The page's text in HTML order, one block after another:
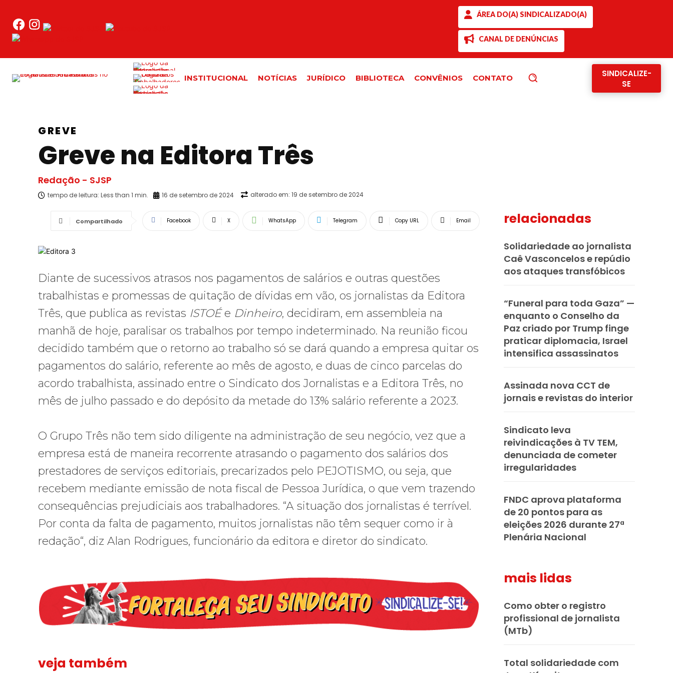
ÁREA DO(A) SINDICALIZADO(A)
CANAL DE DENÚNCIAS
INSTITUCIONAL NOTÍCIAS JURÍDICO BIBLIOTECA CONVÊNIOS CONTATO
SINDICALIZE-
SE
GREVE
Greve na Editora Três
Redação - SJSP
tempo de leitura: Less than 1 min. 16 de setembro de 2024 alterado em: 19 de setembro de 2024
Compartilhado Facebook X WhatsApp Telegram Copy URL Email
Diante de sucessivos atrasos nos pagamentos de salários e outras questões
trabalhistas e promessas de quitação de dívidas em vão, os jornalistas da Editora
Três, que publica as revistas ISTOÉe Dinheiro, decidiram, em assembleia na
manhã de hoje, paralisar os trabalhos por tempo indeterminado. Na reunião ficou
decidido também que o retorno ao trabalho só se dará quando a empresa quitar os
pagamentos do salário, referente ao mês de agosto, e duas de cinco parcelas do
acordo trabalhista, assinado entre o Sindicato dos Jornalistas e a Editora Três, no
mês de julho passado e do depósito da metade do 13% salário referente a 2023.
O Grupo Três não tem sido diligente na administração de seu negócio, vez que a
empresa está de maneira recorrente atrasando o pagamento dos salários dos
prestadores de serviços editoriais, precarizados pelo PEJOTISMO, ou seja, que
recebem mediante emissão de nota fiscal de Pessoa Jurídica, o que vem trazendo
consequências prejudiciais aos trabalhadores. “A situação dos jornalistas é terrível.
Por conta da falta de pagamento, muitos jornalistas não têm sequer como ir à
redação“, diz Alan Rodrigues, funcionário da editora e diretor do sindicato.
veja também
relacionadas
Solidariedade ao jornalista
Caê Vasconcelos e repúdio
aos ataques transfóbicos
“Funeral para toda Gaza” —
enquanto o Conselho da
Paz criado por Trump finge
praticar diplomacia, Israel
intensifica assassinatos
Assinada nova CCT de
jornais e revistas do interior
Sindicato leva
reivindicações à TV TEM,
denunciada de cometer
irregularidades
FNDC aprova plataforma
de 20 pontos para as
eleições 2026 durante 27ª
Plenária Nacional
mais lidas
Como obter o registro
profissional de jornalista
(MTb)
Total solidariedade com